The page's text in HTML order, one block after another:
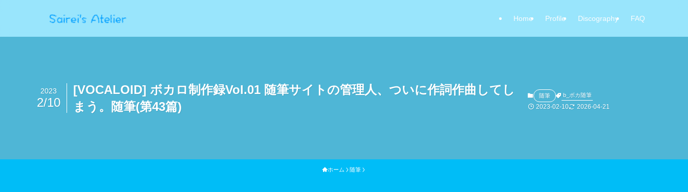
Home Profile Discography FAQ
[VOCALOID] ボカロ制作録Vol.01 随筆サイトの管理人、ついに作詞作曲してし
まう。随筆(第43篇)
2023
2/10
随筆 b_ボカ随筆
2023-02-10 2026-04-21
ホーム 随筆